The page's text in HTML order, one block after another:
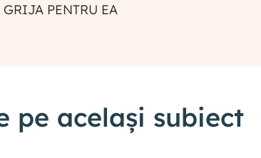
GRIJA PENTRU EA
pe același subiect